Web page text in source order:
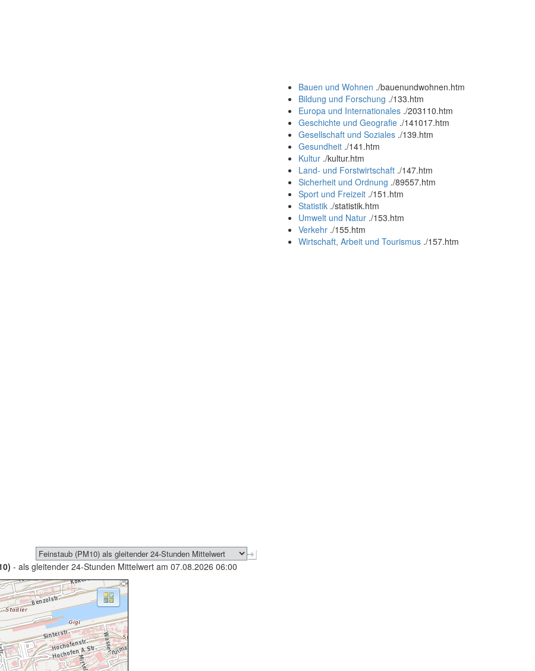
Bauen und Wohnen ./bauenundwohnen.htm
Bildung und Forschung ./133.htm
Europa und Internationales ./203110.htm
Geschichte und Geografie ./141017.htm
Gesellschaft und Soziales ./139.htm
Gesundheit ./141.htm
Kultur ./kultur.htm
Land- und Forstwirtschaft ./147.htm
Sicherheit und Ordnung ./89557.htm
Sport und Freizeit ./151.htm
Statistik ./statistik.htm
Umwelt und Natur ./153.htm
Verkehr ./155.htm
Wirtschaft, Arbeit und Tourismus ./157.htm
- als gleitender 24-Stunden Mittelwert am 07.08.2026 06:00